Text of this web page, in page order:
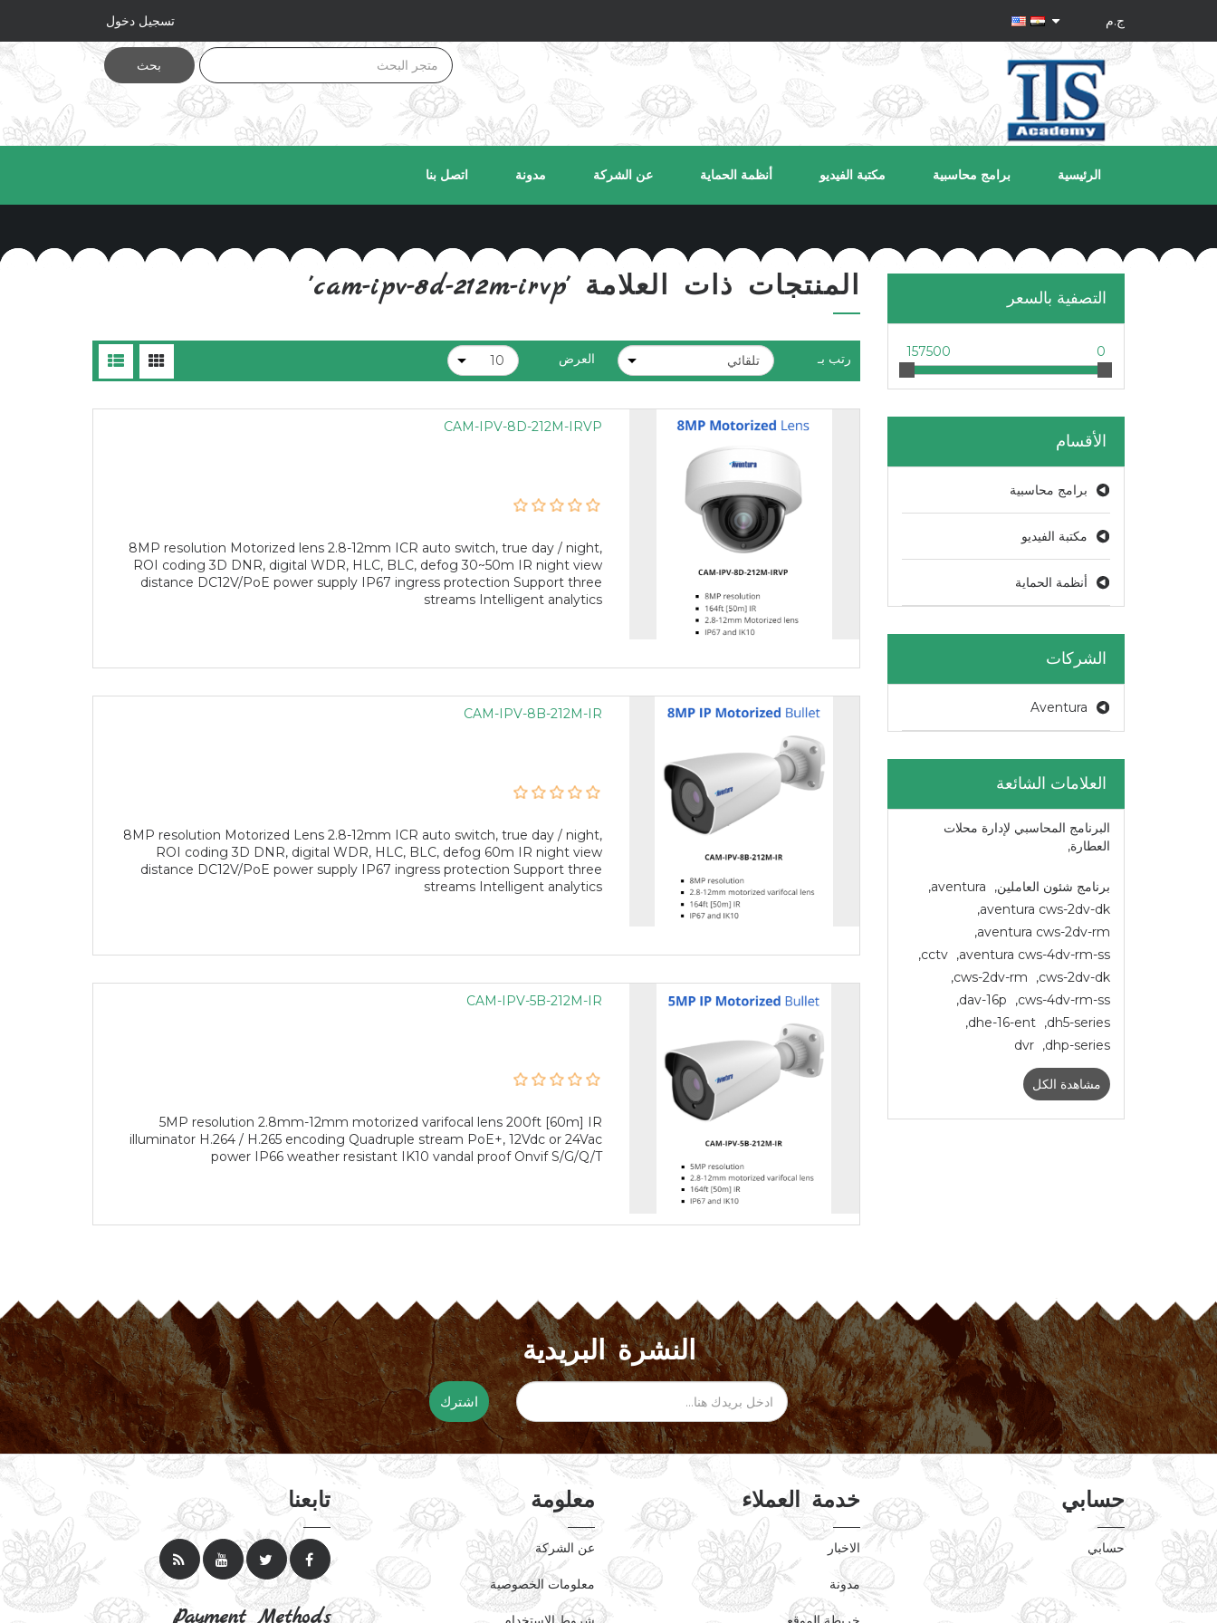
تسجيل دخول
بحث
الرئيسية برامج محاسبية مكتبة الفيديو أنظمة الحماية عن الشركة مدونة اتصل بنا
التصفية بالسعر
0
157500
الأقسام
برامج محاسبية
مكتبة الفيديو
أنظمة الحماية
الشركات
Aventura
العلامات الشائعة
البرنامج المحاسبي لإدارة محلات
العطارة,
برنامج شئون العاملين,
aventura
,
aventura cws-2dv-dk
,
aventura cws-2dv-rm
,
aventura cws-4dv-rm-ss
,
cctv
,
cws-2dv-dk
,
cws-2dv-rm
,
cws-4dv-rm-ss
,
dav-16p
,
dh5-series
,
dhe-16-ent
,
dhp-series
,
dvr
مشاهدة الكل
المنتجات ذات العلامة 'cam-ipv-8d-212m-irvp'
رتب بـ العرض
CAM-IPV-8D-212M-IRVP
8MP resolution Motorized lens 2.8-12mm ICR auto switch, true day / night,
ROI coding 3D DNR, digital WDR, HLC, BLC, defog 30~50m IR night view
distance DC12V/PoE power supply IP67 ingress protection Support three
streams Intelligent analytics
CAM-IPV-8B-212M-IR
8MP resolution Motorized Lens 2.8-12mm ICR auto switch, true day / night,
ROI coding 3D DNR, digital WDR, HLC, BLC, defog 60m IR night view
distance DC12V/PoE power supply IP67 ingress protection Support three
streams Intelligent analytics
CAM-IPV-5B-212M-IR
5MP resolution 2.8mm-12mm motorized varifocal lens 200ft [60m] IR
illuminator H.264 / H.265 encoding Quadruple stream PoE+, 12Vdc or 24Vac
power IP66 weather resistant IK10 vandal proof Onvif S/G/Q/T
النشرة البريدية
اشترك
حسابي
حسابي
خدمة العملاء
الاخبار
مدونة
معلومة
عن الشركة
معلومات الخصوصية
تابعنا
Payment Methods